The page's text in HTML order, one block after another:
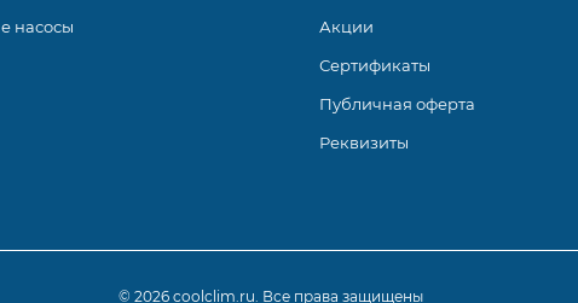
насосы
Акции
Сертификаты
Публичная оферта
Реквизиты
© 2026 coolclim.ru. Все права защищены